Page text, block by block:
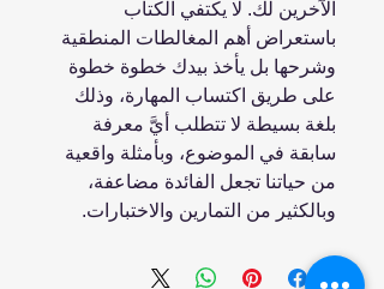
الآخرين لك. لا يكتفي الكتاب
باستعراض أهم المغالطات المنطقية
وشرحها بل يأخذ بيدك خطوة خطوة
على طريق اكتساب المهارة، وذلك
بلغة بسيطة لا تتطلب أيَّ معرفة
سابقة في الموضوع، وبأمثلة واقعية
من حياتنا تجعل الفائدة مضاعفة،
وبالكثير من التمارين والاختبارات.